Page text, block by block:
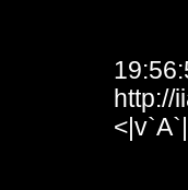
http://